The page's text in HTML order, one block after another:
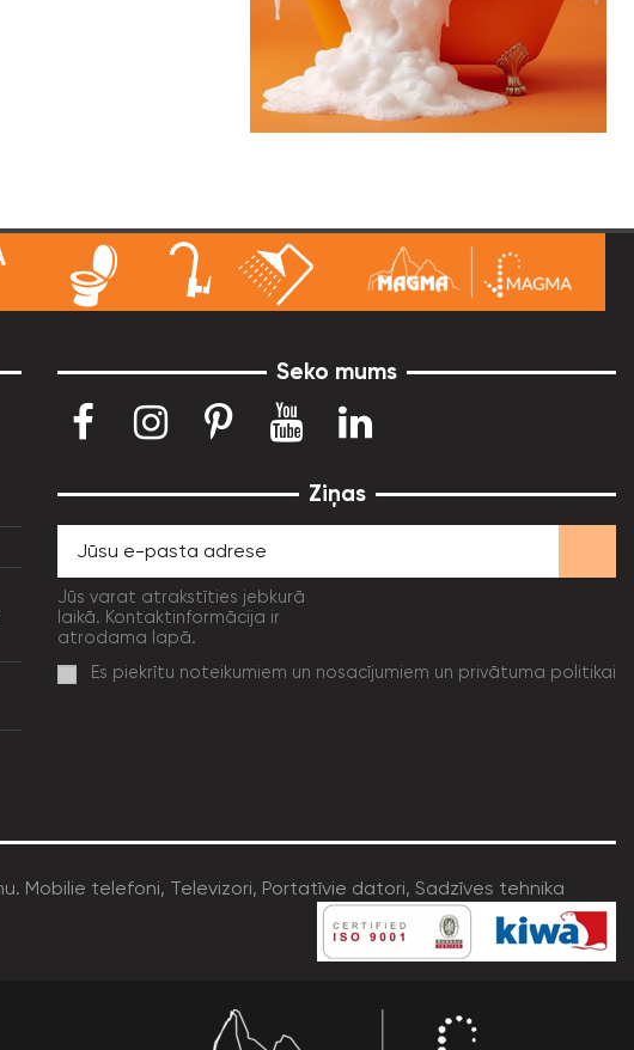
Seko mums
Ziņas
Jūs varat atrakstīties jebkurā
laikā. Kontaktinformācija ir
atrodama lapā.
Es piekrītu noteikumiem un nosacījumiem un privātuma politikai